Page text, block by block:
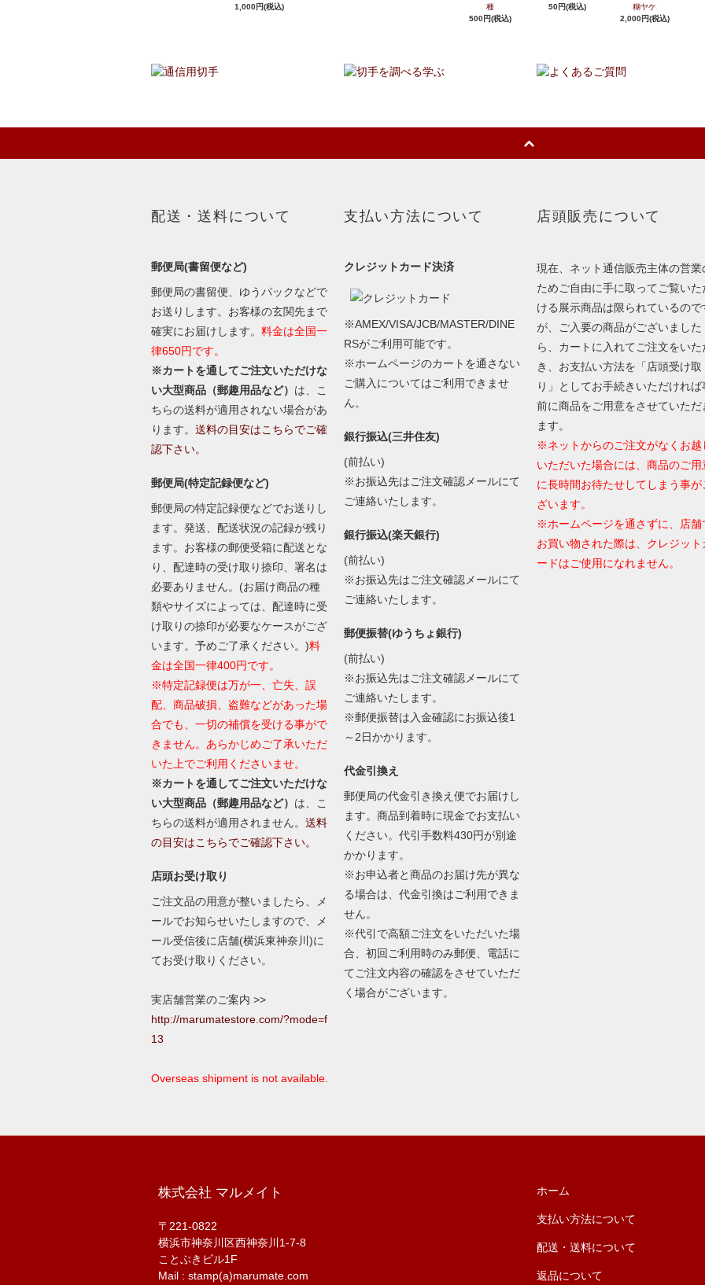
1,000円(税込)
種
500円(税込)
50円(税込)
糊ヤケ
2,000円(税込)
配送・送料について
郵便局(書留便など)
郵便局の書留便、ゆうパックなどで
お送りします。お客様の玄関先まで
確実にお届けします。 料金は全国一
律650円です。
※カートを通してご注文いただけな
い大型商品（郵趣用品など） は、こ
ちらの送料が適用されない場合があ
ります。 送料の目安はこちらでご確
認下さい。
郵便局(特定記録便など)
郵便局の特定記録便などでお送りし
ます。発送、配送状況の記録が残り
ます。お客様の郵便受箱に配送とな
り、配達時の受け取り捺印、署名は
必要ありません。(お届け商品の種
類やサイズによっては、配達時に受
け取りの捺印が必要なケースがござ
います。予めご了承ください。)料
金は全国一律400円です。
※特定記録便は万が一、亡失、誤
配、商品破損、盗難などがあった場
合でも、一切の補償を受ける事がで
きません。あらかじめご了承いただ
いた上でご利用くださいませ。
※カートを通してご注文いただけな
い大型商品（郵趣用品など） は、こ
ちらの送料が適用されません。 送料
の目安はこちらでご確認下さい。
店頭お受け取り
ご注文品の用意が整いましたら、メ
ールでお知らせいたしますので、メ
ール受信後に店舗(横浜東神奈川)に
てお受け取りください。
実店舗営業のご案内 >>
http://marumatestore.com/?mode=f
13
Overseas shipment is not available.
支払い方法について
クレジットカード決済
※AMEX/VISA/JCB/MASTER/DINE
RSがご利用可能です。
※ホームページのカートを通さない
ご購入についてはご利用できませ
ん。
銀行振込(三井住友)
(前払い)
※お振込先はご注文確認メールにて
ご連絡いたします。
銀行振込(楽天銀行)
(前払い)
※お振込先はご注文確認メールにて
ご連絡いたします。
郵便振替(ゆうちょ銀行)
(前払い)
※お振込先はご注文確認メールにて
ご連絡いたします。
※郵便振替は入金確認にお振込後1
～2日かかります。
代金引換え
郵便局の代金引き換え便でお届けし
ます。商品到着時に現金でお支払い
ください。代引手数料430円が別途
かかります。
※お申込者と商品のお届け先が異な
る場合は、代金引換はご利用できま
せん。
※代引で高額ご注文をいただいた場
合、初回ご利用時のみ郵便、電話に
てご注文内容の確認をさせていただ
く場合がございます。
店頭販売について
現在、ネット通信販売主体の営業
ためご自由に手に取ってご覧いた
ける展示商品は限られているので
が、ご入要の商品がございました
ら、カートに入れてご注文をいた
き、お支払い方法を「店頭受け取
り」としてお手続きいただければ
前に商品をご用意をさせていただ
ます。
※ネットからのご注文がなくお越
いただいた場合には、商品のご用
に長時間お待たせしてしまう事が
ざいます。
※ホームページを通さずに、店舗
お買い物された際は、クレジット
ードはご使用になれません。
株式会社 マルメイト
〒221-0822
横浜市神奈川区西神奈川1-7-8
ことぶきビル1F
Mail : stamp(a)marumate.com
ホーム
支払い方法について
配送・送料について
返品について